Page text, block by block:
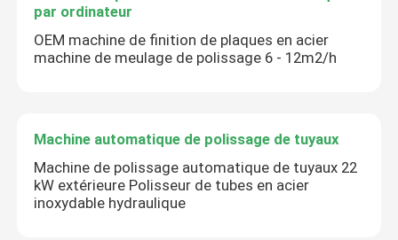
par ordinateur
OEM machine de finition de plaques en acier
machine de meulage de polissage 6 - 12m2/h
Machine automatique de polissage de tuyaux
Machine de polissage automatique de tuyaux 22
kW extérieure Polisseur de tubes en acier
inoxydable hydraulique